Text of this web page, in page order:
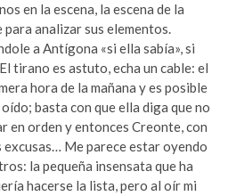
en la escena, la escena de la
analizar sus elementos.
a Antígona «si ella sabía», si
tirano es astuto, echa un cable: el
hora de la mañana y es posible
basta con que ella diga que no
en orden y entonces Creonte, con
Me parece estar oyendo
la pequeña insensata que ha
hacerse la lista, pero al oír mi